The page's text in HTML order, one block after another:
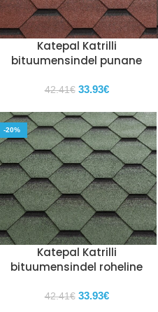
Katepal Katrilli
bituumensindel punane
42.41€ 33.93€
-20%
Katepal Katrilli
bituumensindel roheline
42.41€ 33.93€